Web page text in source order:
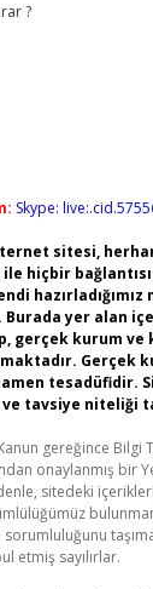
?
Skype:
sitesi,
hiçbir
Burada yer alan
gerçek kurum ve
Gerçek
tesadüfidir.
tavsiye niteliği
Kanun gereğince
onaylanmış bir
sitedeki
sorumluluğunu
etmiş sayılırlar.